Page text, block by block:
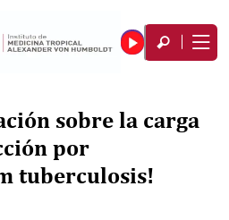
sobre la carga
por
tuberculosis!